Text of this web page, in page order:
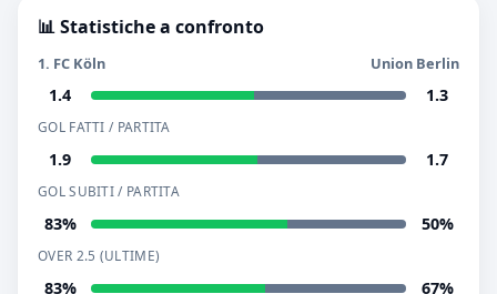
📊 Statistiche a confronto
1. FC Köln Union Berlin
1.4 1.3
GOL FATTI / PARTITA
1.9 1.7
GOL SUBITI / PARTITA
83% 50%
OVER 2.5 (ULTIME)
83% 67%